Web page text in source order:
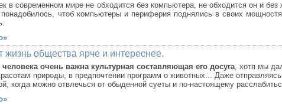
в современном мире не обходится без компьютера, не обходится он и
чтоб компьютеры и периферия поднялись в своих
жизнь общества ярче и интереснее.
очень важна культурная составляющая его досуга, хотя мы
природы, в предпочтении программ о животных... Даже
когда можно отвлечься от обыденной суеты и по-настоящему